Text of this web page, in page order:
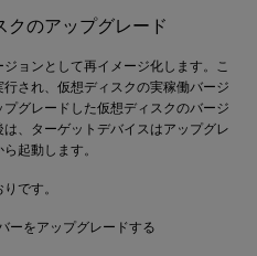
クのアップグレード
ョンとして再イメージ化します。こ
され、仮想ディスクの実稼働バージ
グレードした仮想ディスクのバージ
、ターゲットデバイスはアップグレ
起動します。
です。
をアップグレードする